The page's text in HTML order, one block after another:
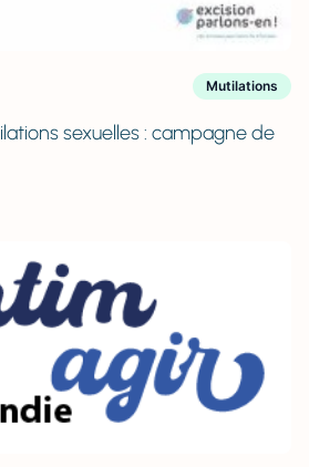
Mutilations
sexuelles : campagne de